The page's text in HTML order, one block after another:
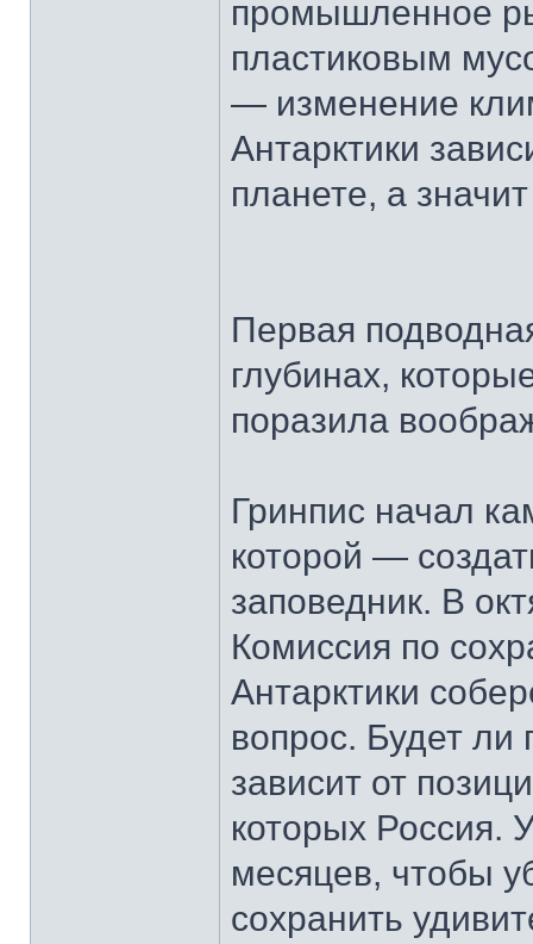
промышленное
пластиковым
— изменение
Антарктики
планете, а
Первая
глубинах,
поразила
Гринпис начал
которой —
заповедник. В
Комиссия по
Антарктики
вопрос. Будет
зависит от
которых Россия.
месяцев, чтобы
сохранить